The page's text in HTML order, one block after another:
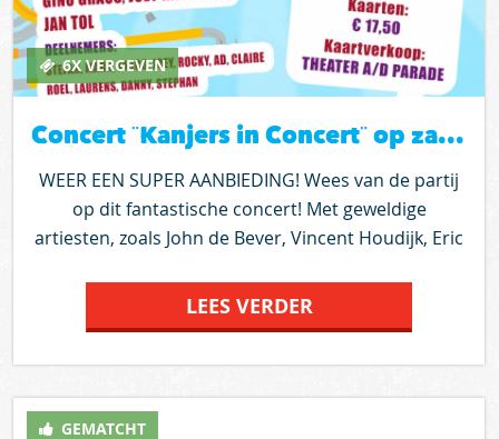
6X VERGEVEN
Concert ¨Kanjers in Concert¨ op zaterdag 29 juni geeft 6 kaarten weg!
WEER EEN SUPER AANBIEDING! Wees van de partij
op dit fantastische concert! Met geweldige
artiesten, zoals John de Bever, Vincent Houdijk, Eric
natuurlijk tal van kanjers met hun talenten! Je mag
dit niet missen, dus zorg dat je erbij bent!Datum:
Mark, Jarco, Joey, Ad, Claire, Roel, Laurens, Danny,
LEES VERDER
GEMATCHT